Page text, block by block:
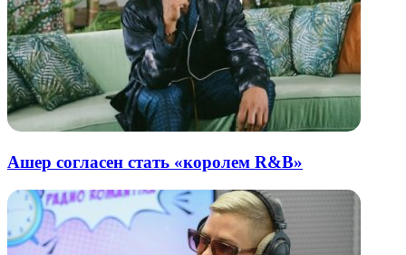
Ашер согласен стать «королем R&B»